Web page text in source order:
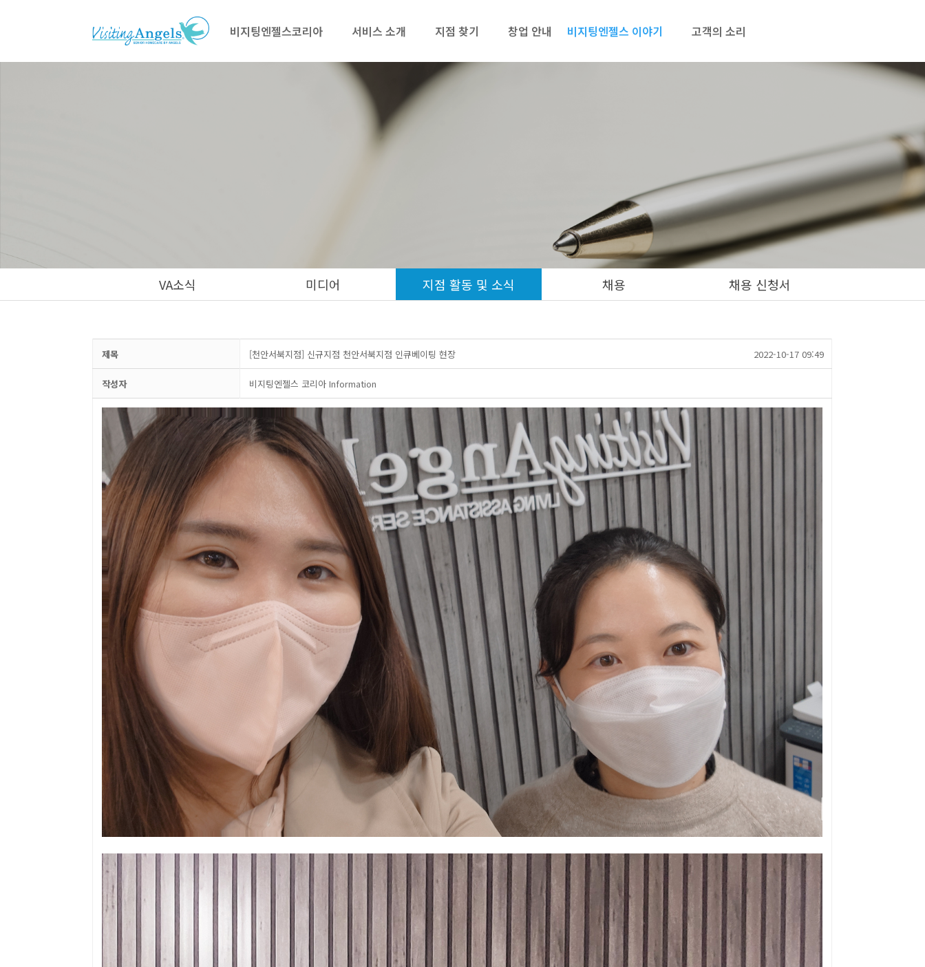
비지팅엔젤스코리아 서비스 소개 지점 찾기 창업 안내 비지팅엔젤스 이야기 고객의 소리
VA소식 미디어 지점 활동 및 소식 채용 채용 신청서
제목 [천안서북지점] 신규지점 천안서북지점 인큐베이팅 현장 2022-10-17 09:49
작성자 비지팅엔젤스 코리아 Information